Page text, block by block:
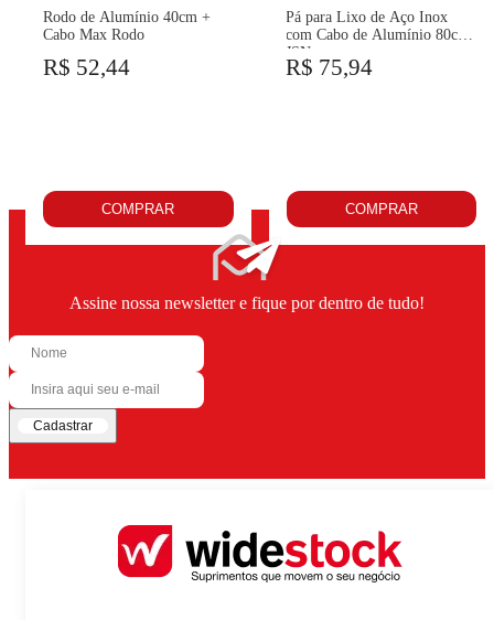
Rodo de Alumínio 40cm +
Cabo Max Rodo
R$ 52,44
COMPRAR
Pá para Lixo de Aço Inox
com Cabo de Alumínio 80cm
JSN
R$ 75,94
COMPRAR
Assine nossa newsletter e fique por dentro de tudo!
Cadastrar